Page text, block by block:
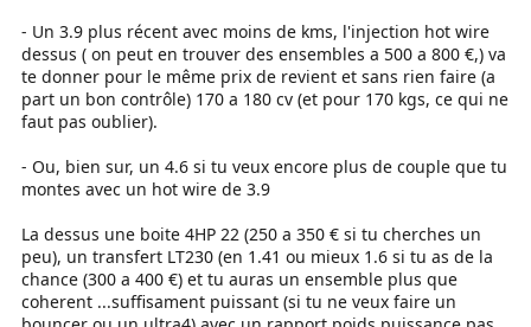
- Un 3.9 plus récent avec moins de kms, l'injection hot wire
dessus ( on peut en trouver des ensembles a 500 a 800 €,) va
te donner pour le même prix de revient et sans rien faire (a
part un bon contrôle) 170 a 180 cv (et pour 170 kgs, ce qui ne
faut pas oublier).
- Ou, bien sur, un 4.6 si tu veux encore plus de couple que tu
montes avec un hot wire de 3.9
La dessus une boite 4HP 22 (250 a 350 € si tu cherches un
peu), un transfert LT230 (en 1.41 ou mieux 1.6 si tu as de la
chance (300 a 400 €) et tu auras un ensemble plus que
coherent ...suffisament puissant (si tu ne veux faire un